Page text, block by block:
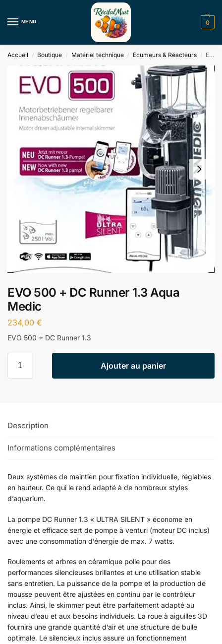
MENU 0
Accueil / Boutique / Matériel technique / Écumeurs & Réacteurs / EVO 500 + DC Runner 1.3 Aqua Medic
EVO 500 + DC Runner 1.3 Aqua
Medic
234,00 €
EVO 500 + DC Runner 1.3
Ajouter au panier
Description
Informations complémentaires
Deux systèmes de maintien pour fixation individuelle, réglables
en hauteur. Ce qui le rend adapté à de nombreux styles
d’aquarium.
La pompe DC Runner 1.3 « ULTRA SILENT » économe en
énergie et efficace sert de pompe à venturi (moteur DC inclus)
avec une consommation d’énergie de max. 7 watts.
Roulements et arbres en céramique polie pour des
performances silencieuses brillantes et une utilisation stable
sans entretien. La puissance de la pompe et la production de
mousse peuvent être ajustées en continu par le contrôleur
inclus. Ainsi, le skimmer peut être parfaitement adapté au
niveau d’eau et aux besoins individuels. La roue à aiguilles 3D
fournira une grande quantité d’air et une structure de bulle
optimale. Le silencieux inclus assure un fonctionnement